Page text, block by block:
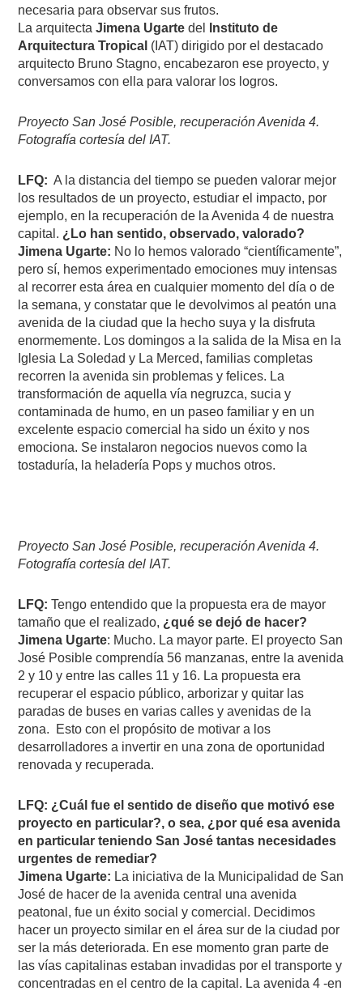
necesaria para observar sus frutos.
La arquitectaJimena Ugartedel
Instituto de
Arquitectura Tropical (IAT) dirigido por el destacado
arquitecto Bruno Stagno, encabezaron ese proyecto, y
conversamos con ella para valorar los logros.
Proyecto San José Posible, recuperación Avenida 4.
Fotografía cortesía del IAT.
LFQ: A la distancia del tiempo se pueden valorar mejor
los resultados de un proyecto, estudiar el impacto, por
ejemplo, en la recuperación de la Avenida 4 de nuestra
capital. ¿Lo han sentido, observado, valorado?
Jimena Ugarte: No lo hemos valorado “científicamente”,
pero sí, hemos experimentado emociones muy intensas
al recorrer esta área en cualquier momento del día o de
la semana, y constatar que le devolvimos al peatón una
avenida de la ciudad que la hecho suya y la disfruta
enormemente. Los domingos a la salida de la Misa en la
Iglesia La Soledad y La Merced, familias completas
recorren la avenida sin problemas y felices. La
transformación de aquella vía negruzca, sucia y
contaminada de humo, en un paseo familiar y en un
excelente espacio comercial ha sido un éxito y nos
emociona. Se instalaron negocios nuevos como la
tostaduría, la heladería Pops y muchos otros.
Proyecto San José Posible, recuperación Avenida 4.
Fotografía cortesía del IAT.
LFQ: Tengo entendido que la propuesta era de mayor
tamaño que el realizado, ¿qué se dejó de hacer?
Jimena Ugarte: Mucho. La mayor parte. El proyecto San
José Posible comprendía 56 manzanas, entre la avenida
2 y 10 y entre las calles 11 y 16. La propuesta era
recuperar el espacio público, arborizar y quitar las
paradas de buses en varias calles y avenidas de la
zona. Esto con el propósito de motivar a los
desarrolladores a invertir en una zona de oportunidad
renovada y recuperada.
LFQ: ¿Cuál fue el sentido de diseño que motivó ese
proyecto en particular?, o sea, ¿por qué esa avenida
en particular teniendo San José tantas necesidades
urgentes de remediar?
Jimena Ugarte: La iniciativa de la Municipalidad de San
José de hacer de la avenida central una avenida
peatonal, fue un éxito social y comercial. Decidimos
hacer un proyecto similar en el área sur de la ciudad por
ser la más deteriorada. En ese momento gran parte de
las vías capitalinas estaban invadidas por el transporte y
concentradas en el centro de la capital. La avenida 4 -en